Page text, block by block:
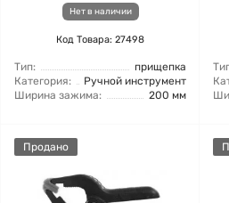
Нет в наличии
Код Товара: 27498
Тип:
прищепка
Категория:
Ручной инструмент
Ширина зажима:
200 мм
Продано